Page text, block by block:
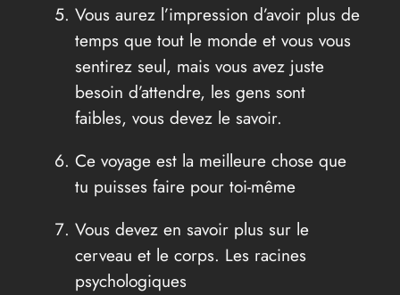
Vous aurez l’impression d’avoir plus de
temps que tout le monde et vous vous
sentirez seul, mais vous avez juste
besoin d’attendre, les gens sont
faibles, vous devez le savoir.
Ce voyage est la meilleure chose que
tu puisses faire pour toi-même
Vous devez en savoir plus sur le
cerveau et le corps. Les racines
psychologiques